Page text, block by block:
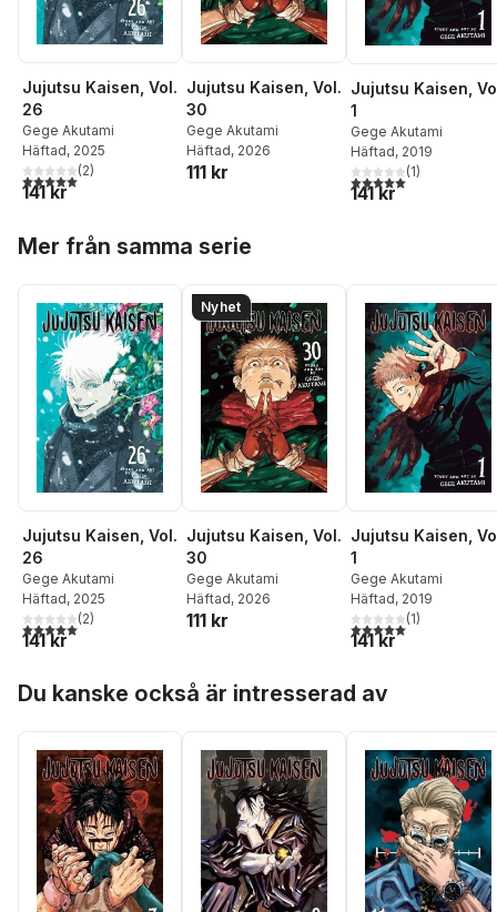
Jujutsu Kaisen, Vol.
26
Gege Akutami
Häftad, 2025
5,0utav 5 stjärnor. Totalt antal röster:
(2)
141 kr
Jujutsu Kaisen, Vol.
30
Gege Akutami
Häftad, 2026
111 kr
Jujutsu Kaisen,
1
Gege Akutami
Häftad, 2019
5,0utav 5 stjärnor.
(1)
141 kr
Mer från samma serie
Jujutsu Kaisen, Vol.
26
Gege Akutami
Häftad, 2025
5,0utav 5 stjärnor. Totalt antal röster:
(2)
141 kr
Nyhet
Jujutsu Kaisen, Vol.
30
Gege Akutami
Häftad, 2026
111 kr
Jujutsu Kaisen,
1
Gege Akutami
Häftad, 2019
5,0utav 5 stjärnor.
(1)
141 kr
Du kanske också är intresserad av